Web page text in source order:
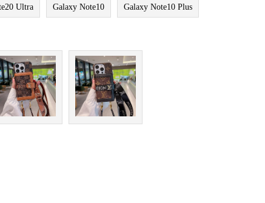
Ultra Galaxy Note10 Galaxy Note10 Plus